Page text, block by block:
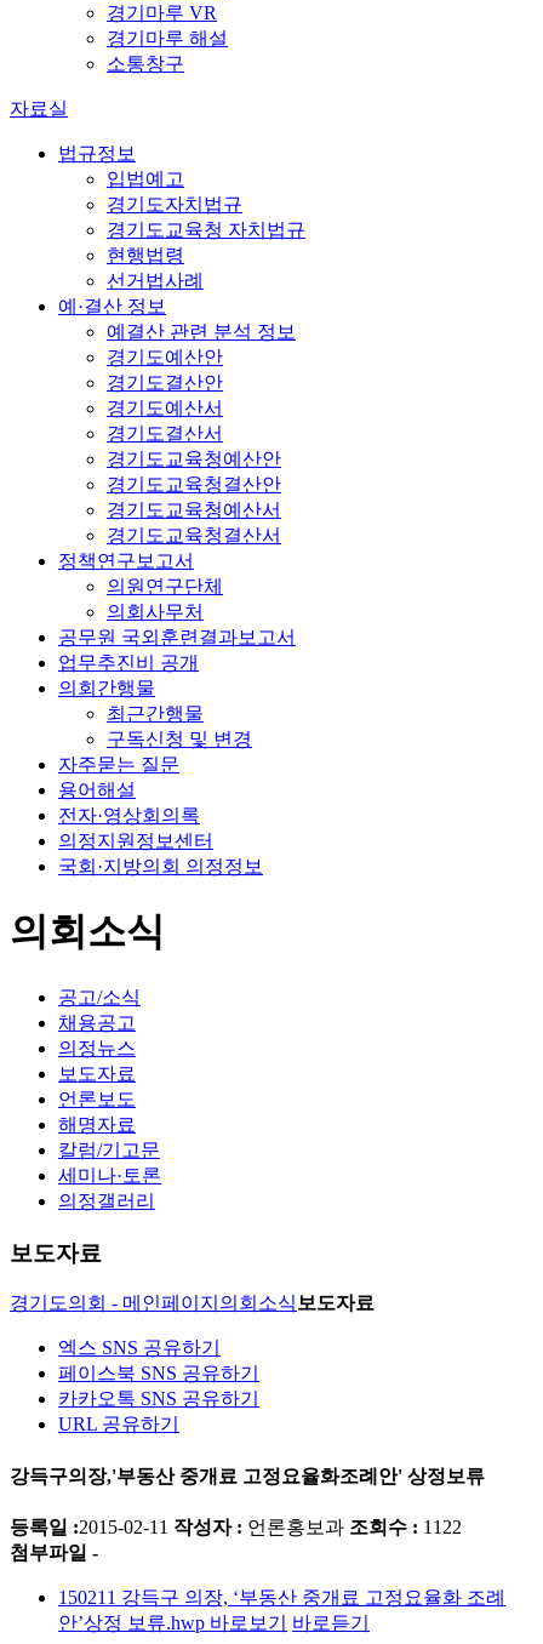
경기마루 VR
경기마루 해설
소통창구
자료실
법규정보
입법예고
경기도자치법규
경기도교육청 자치법규
현행법령
선거법사례
예·결산 정보
예결산 관련 분석 정보
경기도예산안
경기도결산안
경기도예산서
경기도결산서
경기도교육청예산안
경기도교육청결산안
경기도교육청예산서
경기도교육청결산서
정책연구보고서
의원연구단체
의회사무처
공무원 국외훈련결과보고서
업무추진비 공개
의회간행물
최근간행물
구독신청 및 변경
자주묻는 질문
용어해설
전자·영상회의록
의정지원정보센터
국회·지방의회 의정정보
의회소식
공고/소식
채용공고
의정뉴스
보도자료
언론보도
해명자료
칼럼/기고문
세미나·토론
의정갤러리
보도자료
경기도의회 - 메인페이지 의회소식보도자료
엑스 SNS 공유하기
페이스북 SNS 공유하기
카카오톡 SNS 공유하기
URL 공유하기
강득구의장,'부동산 중개료 고정요율화조례안' 상정보류
등록일 :2015-02-11 작성자 : 언론홍보과 조회수 : 1122
첨부파일 -
150211 강득구 의장, ‘부동산 중개료 고정요율화 조례
안’상정 보류.hwp 바로보기 바로듣기